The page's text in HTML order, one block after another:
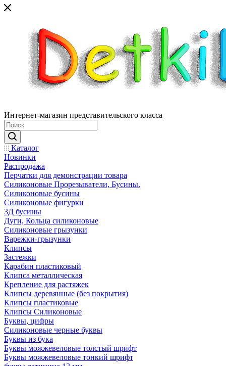
Интернет-магазин представительского класса
Каталог
Новинки
Распродажа
Перчатки для демонстрации товара
Силиконовые Прорезыватели, Бусины.
Силиконовые бусины
Силиконовые фигурки
3Д бусины
Дуги, Кольца силиконовые
Силиконовые грызунки
Варежки-грызунки
Клипсы
Застежки
Карабин пластиковый
Клипса металлическая
Крепление для растяжек
Клипсы деревянные (без покрытия)
Клипсы пластиковые
Клипсы Силиконовые
Буквы, цифры
Силиконовые черные буквы
Буквы из бука
Буквы можжевеловые толстый шрифт
Буквы можжевеловые тонкий шрифт